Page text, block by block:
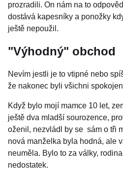
prozradili. On nám na to
dostává kapesníky a ponožky
ještě nepoužil.
"Výhodný" obchod
Nevím jestli je to vtipné nebo
že nakonec byli všichni
Když bylo mojí mamce 10 let,
ještě dva mladší sourozence,
oženil, nezvládl by se sám o tři
nová manželka byla hodná, ale
neuměla. Bylo to za války,
nedostatek.